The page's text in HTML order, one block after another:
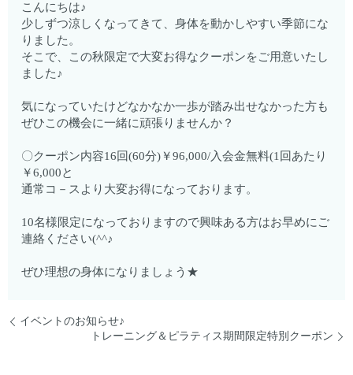
こんにちは♪
少しずつ涼しくなってきて、身体を動かしやすい季節にな
りました。
そこで、この秋限定で大変お得なクーポンをご用意いたし
ました♪
気になっていたけどなかなか一歩が踏み出せなかった方も
ぜひこの機会に一緒に頑張りませんか？
〇クーポン内容16回(60分)￥96,000/入会金無料(1回あたり
￥6,000と
通常コ－スより大変お得になっております。
10名様限定になっておりますので興味ある方はお早めにご
連絡ください(^^♪
ぜひ理想の身体になりましょう★
イベントのお知らせ♪
トレーニング＆ピラティス期間限定特別クーポン